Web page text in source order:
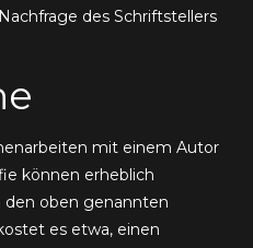
des Schriftstellers
mit einem Autor
können erheblich
oben genannten
es etwa, einen